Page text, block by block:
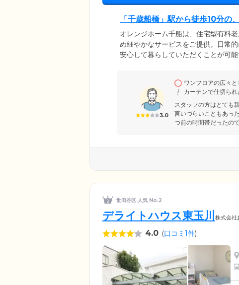
「千歳船橋」駅から徒歩10分の
オレンジホーム千船は、住宅型有料
め細やかなサービスをご提供。日常
安心して暮らしていただくことが可
も喜ばれています。大切なご家族様
3.0
ワンフロアの広々と
カーテンで仕切られ
スタッフの方はとても
言いづらいこともあっ
つ前の時間帯だったの
世田谷区 人気 No.2
デライトハウス東玉川 株式会社
4.0 (口コミ1件)